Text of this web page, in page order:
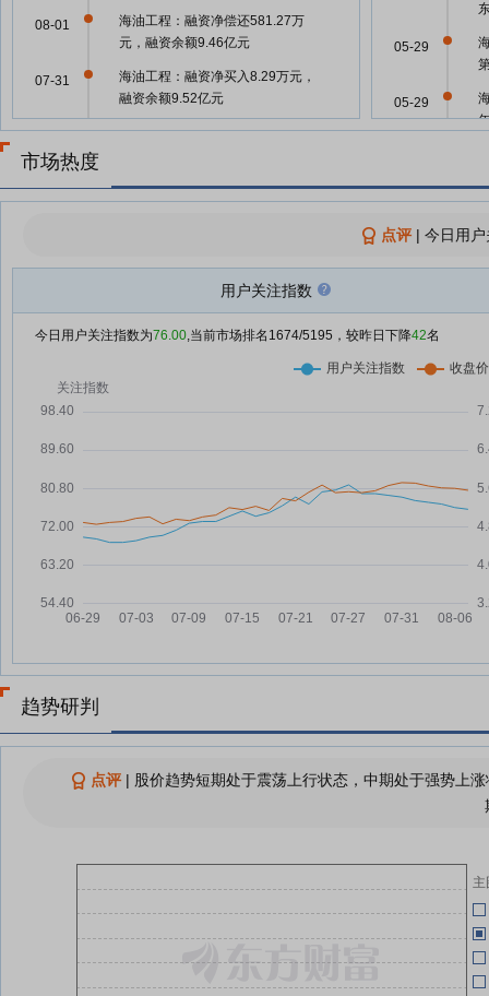
海油工程：融资净偿还581.27万
元，融资余额9.46亿元
08-01
海油工程：融资净买入8.29万元，
融资余额9.52亿元
07-31
海油工程：融资净买入39.03万
海油工程：融资净买入346.21万
07-29
备完工交付
海油工程：融资净买入294.2万
07-27
海洋石油工程股份有限公司原党委
书记、 董事长金晓剑接受审查调
07-27
调查
07-27
书记、董事长金晓剑接受纪律审查
副书记王明阳接受审查调查
海油工程原董事长金晓剑、原副总
海洋石油工程股份有限公司原副总
裁王明阳接受审查调查
查看更多
05-29
05-29
04-25
04-25
03-21
市场热度
点评| 今日用
用户关注指数
今日用户关注指数为76.00,当前市场排名 1674/5195，较昨日下降42名
趋势研判
点评| 股价趋势短期处于震荡上行状态，中期处于强势上
主